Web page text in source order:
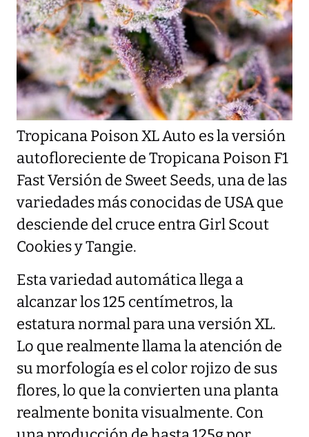
Tropicana Poison XL Auto es la versión
autofloreciente de Tropicana Poison F1
Fast Versión de Sweet Seeds, una de las
variedades más conocidas de USA que
desciende del cruce entra Girl Scout
Cookies y Tangie.
Esta variedad automática llega a
alcanzar los 125 centímetros, la
estatura normal para una versión XL.
Lo que realmente llama la atención de
su morfología es el color rojizo de sus
flores, lo que la convierten una planta
realmente bonita visualmente. Con